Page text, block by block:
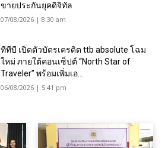
ขายประกันยุคดิจิทัล
07/08/2026 | 8:30 am
ทีทีบี เปิดตัวบัตรเครดิต ttb absolute โฉม
ใหม่ ภายใต้คอนเซ็ปต์ “North Star of
Traveler” พร้อมเพิ่มเอ...
06/08/2026 | 5:41 pm